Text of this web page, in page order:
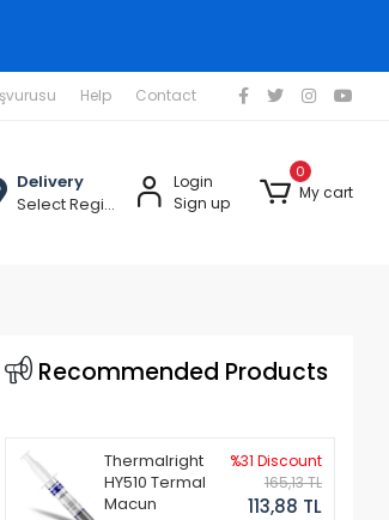
Help Contact
Delivery
Select Region
Login
Sign up
0
My cart
Recommended Products
Thermalright
HY510 Termal
Macun
%31 Discount
165,13 TL
113,88 TL